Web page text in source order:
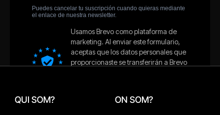
QUI SOM? ON SOM?